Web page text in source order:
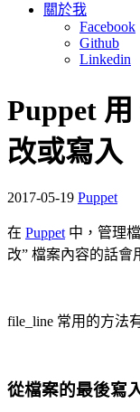
關於我
Facebook
Github
Linkedin
Puppet
改或寫入
2017-05-19 Puppet
在 Puppet 中，管理
改” 檔案內容的話會
file_line 常用的方法
從檔案的最後寫